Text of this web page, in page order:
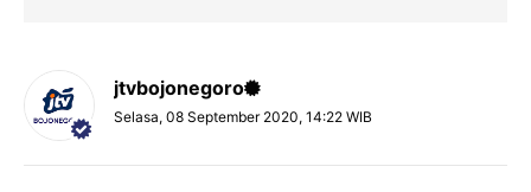
jtvbojonegoro
Selasa, 08 September 2020, 14:22 WIB